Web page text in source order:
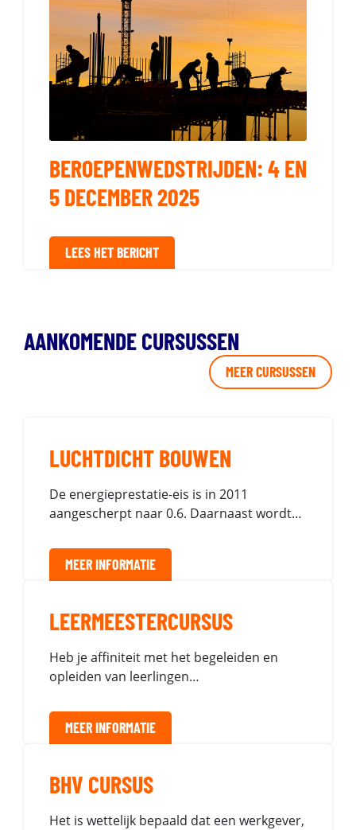
BEROEPENWEDSTRIJDEN: 4 EN
5 DECEMBER 2025
LEES HET BERICHT
AANKOMENDE CURSUSSEN
MEER CURSUSSEN
LUCHTDICHT BOUWEN
De energieprestatie-eis is in 2011
aangescherpt naar 0.6. Daarnaast wordt…
MEER INFORMATIE
LEERMEESTERCURSUS
Heb je affiniteit met het begeleiden en
opleiden van leerlingen…
MEER INFORMATIE
BHV CURSUS
Het is wettelijk bepaald dat een werkgever,